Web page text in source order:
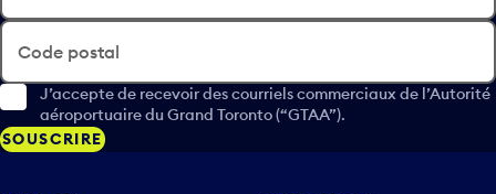
Code postal
J’accepte de recevoir des courriels commerciaux de l’Autorité
aéroportuaire du Grand Toronto (“GTAA”).
SOUSCRIRE